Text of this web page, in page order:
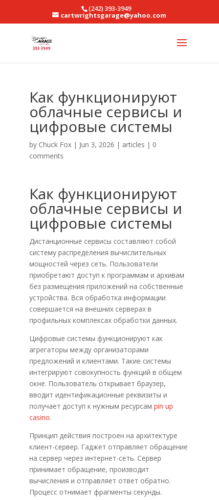
(242) 393-3949
cartwrightsgarage@yahoo.com
Как функционируют
облачные сервисы и
цифровые системы
by Chuck Fox| Jun 3, 2026 | articles | 0
comments
Как функционируют
облачные сервисы и
цифровые системы
Дистанционные сервисы составляют собой
систему распределения вычислительных
мощностей через сеть. Пользователи
приобретают доступ к программам и архивам
без размещения приложений на собственные
устройства. Вся обработка информации
совершается на внешних серверах в
профильных комплексах обработки данных.
Цифровые системы функционируют как
агрегаторы между организаторами
предложений и клиентами. Такие системы
интегрируют совокупность функций в общем
окне. Пользователь открывает браузер,
вводит идентификационные реквизиты и
получает доступ к нужным ресурсам pin up
casino.
Принцип действия построен на архитектуре
клиент-сервер. Гаджет отправляет обращение
на сервер через интернет-сеть. Сервер
принимает обращение, производит
вычисления и отправляет ответ обратно.
Процесс отнимает фрагменты секунды.